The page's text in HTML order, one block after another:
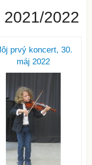
2022
prvý koncert, 30.
máj 2022